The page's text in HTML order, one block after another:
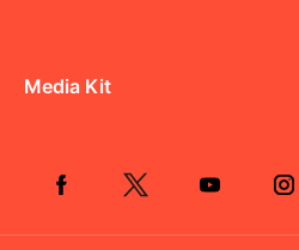
Media Kit